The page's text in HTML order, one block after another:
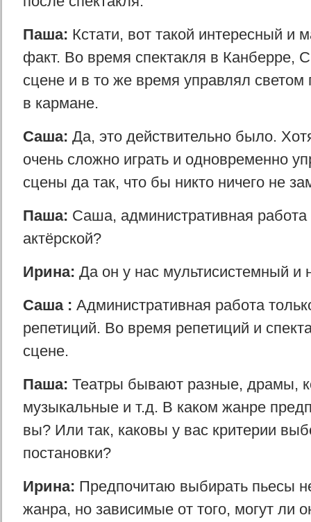
Паша: Кстати, вот такой интересный и
факт. Во время спектакля в Канберре,
сцене и в то же время управлял
в кармане.
Саша: Да, это действительно было.
очень сложно играть и одновременно
сцены да так, что бы никто ничего не
Паша: Саша, административная
актёрской?
Ирина: Да oн у нас мультисистемный и
Саша : Административная работа
репетиций. Во время репетиций и
сцене.
Паша: Театры бывают разные, драмы,
музыкальные и т.д. В каком жанре
вы? Или так, каковы у вас критерии
постановки?
Ирина: Предпочитаю выбирать пьесы
жанра, но зависимые от того, могут ли